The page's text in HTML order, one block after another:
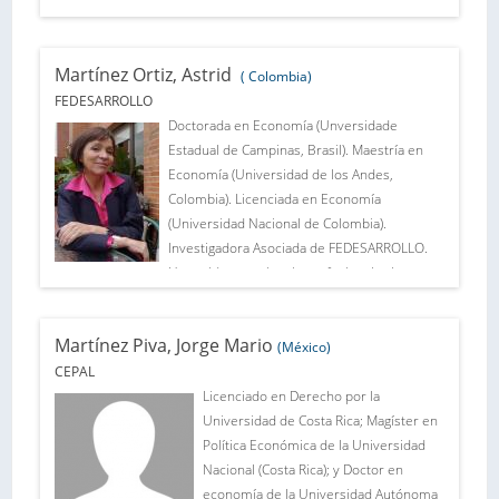
Martínez Ortiz, Astrid ( Colombia)
FEDESARROLLO
Doctorada en Economía (Unversidade
Estadual de Campinas, Brasil). Maestría en
Economía (Universidad de los Andes,
Colombia). Licenciada en Economía
(Universidad Nacional de Colombia).
Investigadora Asociada de FEDESARROLLO.
Ha tenido experiencia profesional relevante
publicado numerosos artículos y libros sobre
de las políticas agraria e industrial hasta la
coyuntura económica internacional y la
economía del crimen y el conflicto. Sus
temas de interés son el minero energético,
la regulación de servicios públicos y la
Martínez Piva, Jorge Mario (México)
CEPAL
Licenciado en Derecho por la
Universidad de Costa Rica; Magíster en
Política Económica de la Universidad
Nacional (Costa Rica); y Doctor en
economía de la Universidad Autónoma